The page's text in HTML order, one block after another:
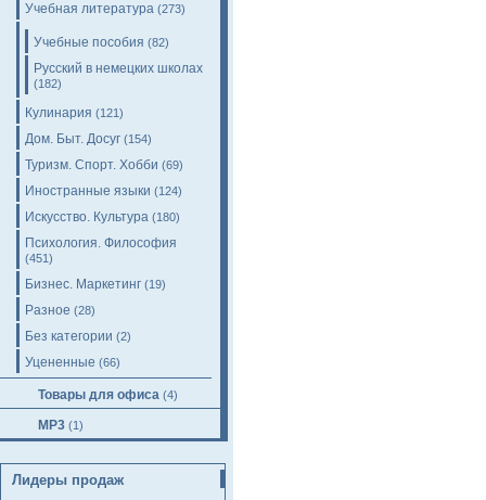
Учебная литература (273)
Учебные пособия (82)
Русский в немецких школах
(182)
Кулинария (121)
Дом. Быт. Досуг (154)
Туризм. Спорт. Хобби (69)
Иностранные языки (124)
Искусство. Культура (180)
Психология. Философия
(451)
Бизнес. Маркетинг (19)
Разное (28)
Без категории (2)
Уцененные (66)
Товары для офиса (4)
MP3 (1)
Лидеры продаж